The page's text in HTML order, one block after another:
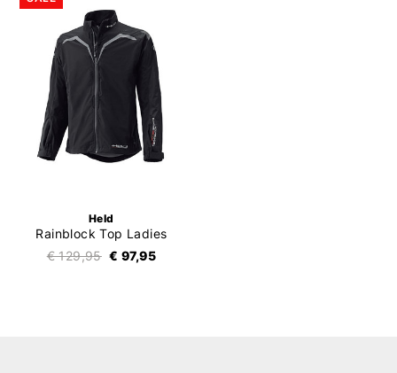
Held
Rainblock Top Ladies
€ 129,95 € 97,95